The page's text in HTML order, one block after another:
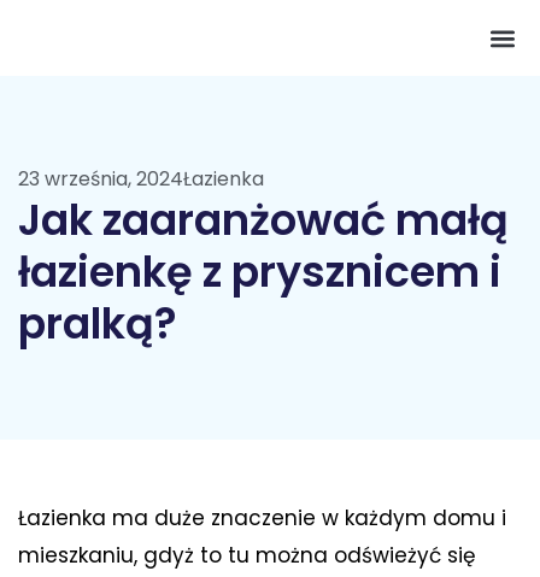
23 września, 2024Łazienka
Jak zaaranżować małą
łazienkę z prysznicem i
pralką?
Łazienka ma duże znaczenie w każdym domu i
mieszkaniu, gdyż to tu można odświeżyć się